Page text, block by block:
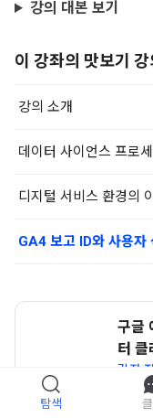
강의 대본 보기
이 강좌의 맛보기 강
강의 소개
데이터 사이언스 프로
디지털 서비스 환경의
GA4 보고 ID와 사용자
구글
터 클
강좌
탐색